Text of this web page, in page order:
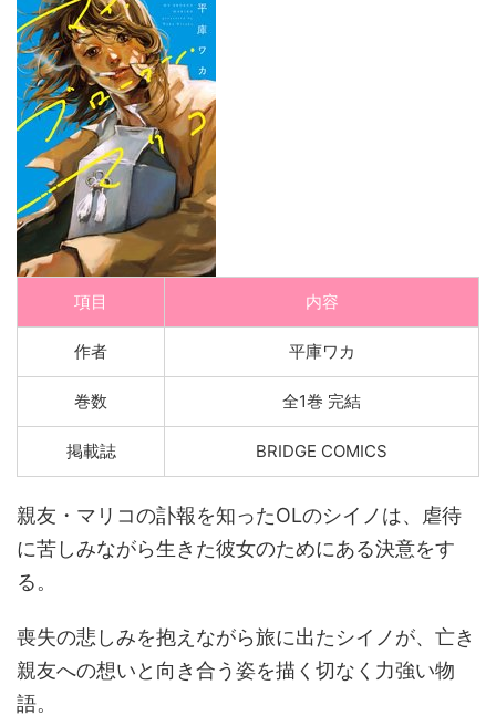
項目 内容
作者 平庫ワカ
巻数 全1巻 完結
掲載誌 BRIDGE COMICS
親友・マリコの訃報を知ったOLのシイノは、虐待
に苦しみながら生きた彼女のためにある決意をす
る。
喪失の悲しみを抱えながら旅に出たシイノが、亡き
親友への想いと向き合う姿を描く切なく力強い物
語。